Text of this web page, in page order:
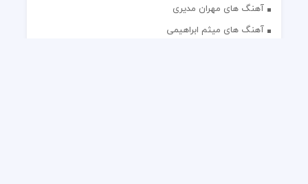
آهنگ های مهران مدیری
آهنگ های میثم ابراهیمی